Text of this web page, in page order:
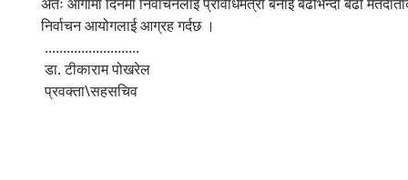
निर्वाचन आयोगलाई आग्रह गर्दछ ।
..........................
डा. टीकाराम पोखरेल
प्रवक्ता\सहसचिव